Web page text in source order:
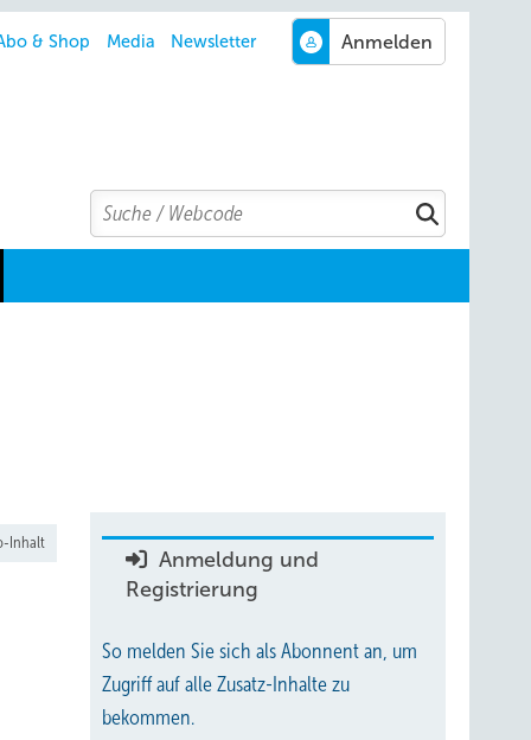
& Shop Media Newsletter
Search
Suchen
Inhalt
Anmeldung und
Registrierung
So melden Sie sich als Abonnent an, um
Zugriff auf alle Zusatz-Inhalte zu
bekommen.